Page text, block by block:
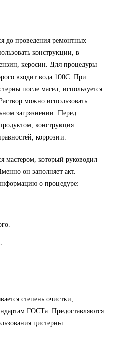
до проведения ремонтных
конструкции, в
керосин. Для процедуры
входит вода 100С. При
после масел, используется
можно использовать
загрязнении. Перед
конструкция
коррозии.
мастером, который руководил
он заполняет акт.
о процедуре:
степень очистки,
ГОСТа. Предоставляются
цистерны.